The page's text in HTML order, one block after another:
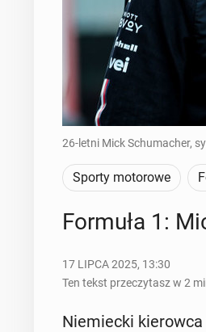
26-letni Mick Schumacher,
Sporty motorowe
Formuła 1:
17 LIPCA 2025, 13:30
Ten tekst przeczytasz w 2
Nie­miec­ki